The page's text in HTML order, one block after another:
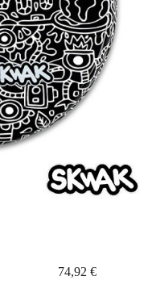
74,92 €